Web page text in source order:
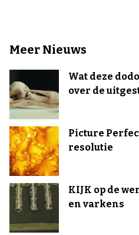
Meer Nieuws
Wat deze
over de
Picture
resolutie
KIJK op de
en varkens